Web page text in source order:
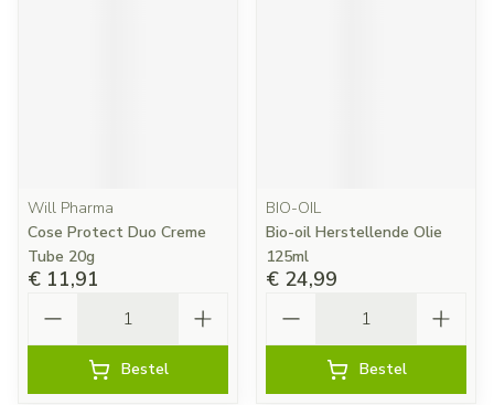
Will Pharma
Cose Protect Duo Creme
Tube 20g
€ 11,91
Bestel
BIO-OIL
Bio-oil Herstellende Olie
125ml
€ 24,99
Bestel